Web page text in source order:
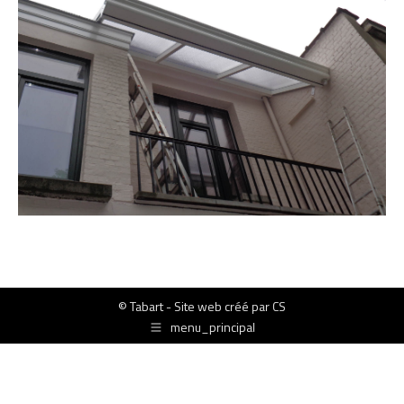
© Tabart - Site web créé parCS
menu_principal